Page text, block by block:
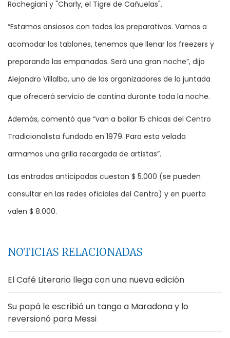
Rochegiani y "Charly, el Tigre de Cañuelas".
“Estamos ansiosos con todos los preparativos. Vamos a
acomodar los tablones, tenemos que llenar los freezers y
preparando las empanadas. Será una gran noche”, dijo
Alejandro Villalba, uno de los organizadores de la juntada
que ofrecerá servicio de cantina durante toda la noche.
Además, comentó que “van a bailar 15 chicas del Centro
Tradicionalista fundado en 1979. Para esta velada
armamos una grilla recargada de artistas”.
Las entradas anticipadas cuestan $ 5.000 (se pueden
consultar en las redes oficiales del Centro) y en puerta
valen $ 8.000.
NOTICIAS RELACIONADAS
El Café Literario llega con una nueva edición
Su papá le escribió un tango a Maradona y lo
reversionó para Messi